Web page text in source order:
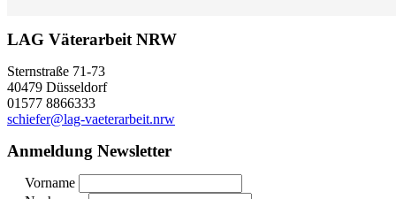
LAG Väterarbeit NRW
Sternstraße 71-73
40479 Düsseldorf
01577 8866333
schiefer@lag-vaeterarbeit.nrw
Anmeldung Newsletter
Vorname